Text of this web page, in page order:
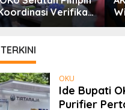
Verifikasi
Rehabilitasi Dan
Bersama
OKU
Ide Bupati
Purifier